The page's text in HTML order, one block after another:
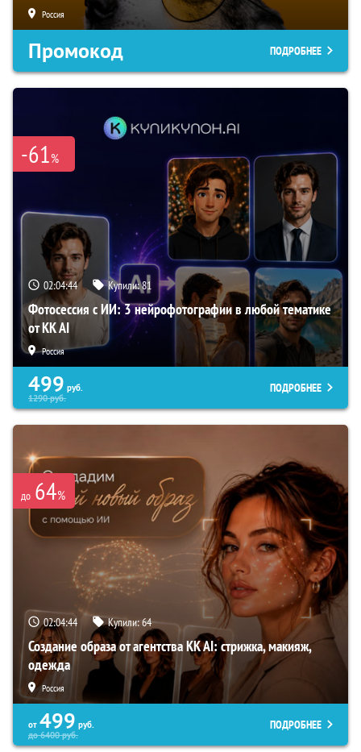
Россия
Промокод ПОДРОБНЕЕ
-61%
02:04:43 Купили:81
Фотосессия с ИИ: 3 нейрофотографии в любой тематике
от KK AI
Россия
499 руб.
1290руб.
ПОДРОБНЕЕ
до 64%
02:04:43 Купили:64
Создание образа от агентства KK AI: стрижка, макияж,
одежда
Россия
от 499 руб.
до6400руб.
ПОДРОБНЕЕ